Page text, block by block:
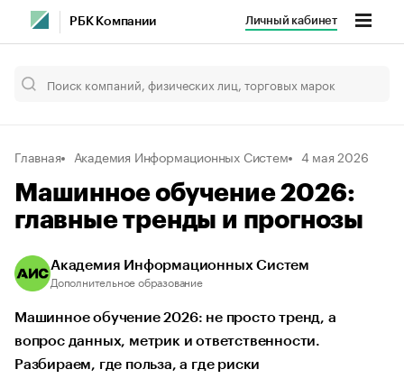
РБК Компании Личный кабинет
Главная Академия Информационных Систем 4 мая 2026
Машинное обучение 2026:
главные тренды и прогнозы
Академия Информационных Систем
Дополнительное образование
Машинное обучение 2026: не просто тренд, а
вопрос данных, метрик и ответственности.
Разбираем, где польза, а где риски